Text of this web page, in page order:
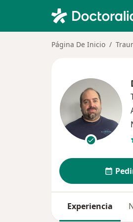
Página De Inicio
Experiencia